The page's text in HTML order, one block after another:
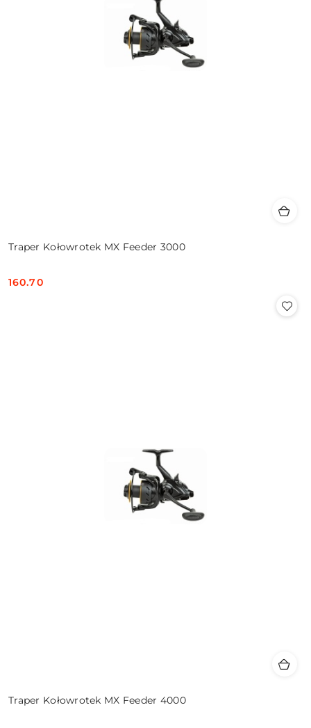
Traper Kołowrotek MX Feeder 3000
Cena:
160.70
Traper Kołowrotek MX Feeder 4000